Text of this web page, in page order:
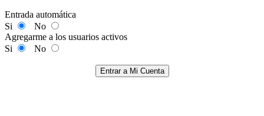
Entrada automática
Si
No
Agregarme a los usuarios activos
Si
No
Entrar a Mi Cuenta